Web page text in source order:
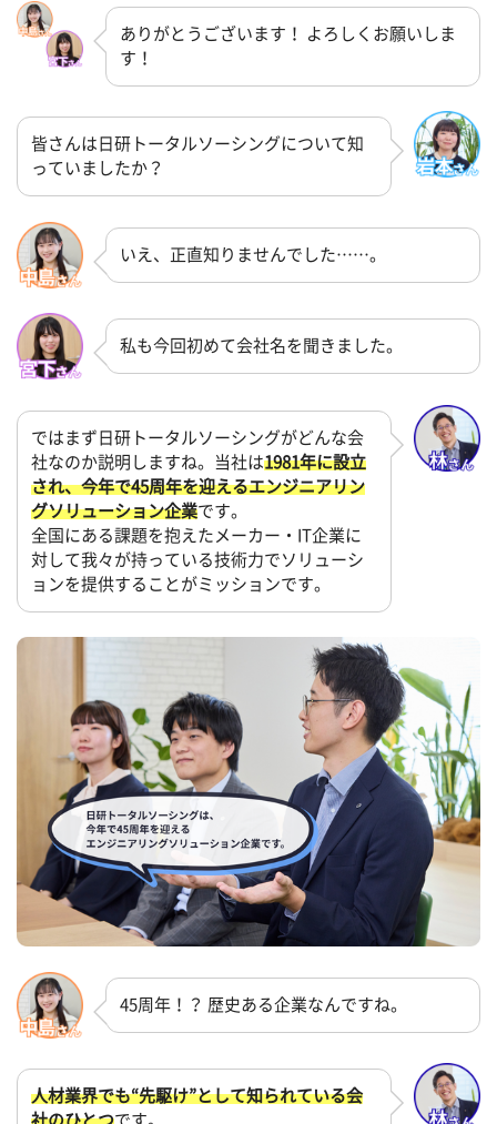
ありがとうございます！ よろしくお願いしま
す！
皆さんは日研トータルソーシングについて知
っていましたか？
いえ、正直知りませんでした……。
私も今回初めて会社名を聞きました。
ではまず日研トータルソーシングがどんな会
社なのか説明しますね。当社は1981年に設立
され、今年で45周年を迎えるエンジニアリン
グソリューション企業です。
全国にある課題を抱えたメーカー・IT企業に
対して我々が持っている技術力でソリューシ
ョンを提供することがミッションです。
45周年！？ 歴史ある企業なんですね。
人材業界でも“先駆け”として知られている会
社のひとつです。